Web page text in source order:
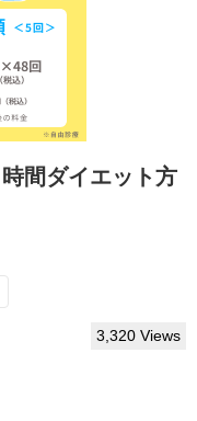
間ダイエット方
3,320 Views